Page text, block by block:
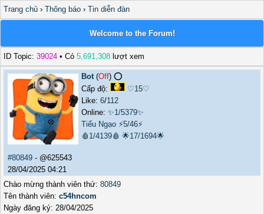
Trang chủ › Thông báo › Tin diễn đàn
Welcome to the Forum!
ID Topic: 39024 • Có 5,691,308 lượt xem
Bot(Off) ⭕️
Cấp độ:
♡15♡
Like: 6/112
Online: ✨1/5379✨
Tiếu Ngạo ⚡5/46⚡
🩸1/4139🩸 🌟17/1694🌟
#80849 - @625543
28/04/2025 04:21
Chào mừng thành viên thứ: 80849
Tên thành viên: c54hncom
Ngày đăng ký: 28/04/2025